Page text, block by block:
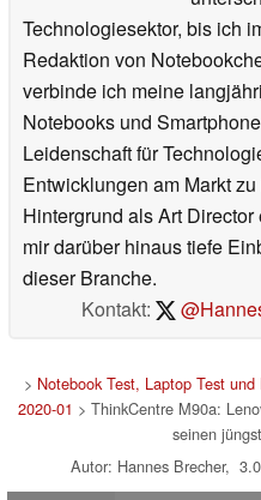
Technologiesektor, bis ich
Redaktion von
verbinde ich meine
Notebooks und
Leidenschaft für
Entwicklungen am Markt
Hintergrund als Art
mir darüber hinaus tiefe
dieser Branche.
Kontakt:
> Notebook Test, Laptop Test und
2020-01 > ThinkCentre M90a:
seinen
Autor: Hannes Brecher,